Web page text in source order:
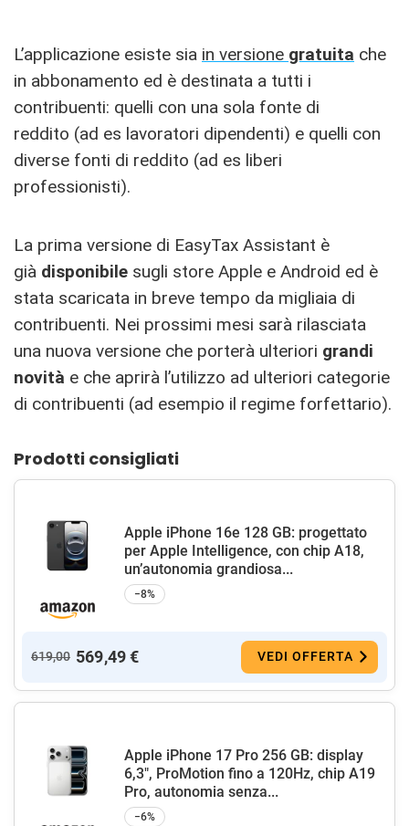
L’applicazione esiste sia in versione gratuita che
in abbonamento ed è destinata a tutti i
contribuenti: quelli con una sola fonte di
reddito (ad es lavoratori dipendenti) e quelli con
diverse fonti di reddito (ad es liberi
professionisti).
La prima versione di EasyTax Assistant è
già disponibile sugli store Apple e Android ed è
stata scaricata in breve tempo da migliaia di
contribuenti. Nei prossimi mesi sarà rilasciata
una nuova versione che porterà ulteriori grandi
novità e che aprirà l’utilizzo ad ulteriori categorie
di contribuenti (ad esempio il regime forfettario).
Prodotti consigliati
Apple iPhone 16e 128 GB: progettato
per Apple Intelligence, con chip A18,
un’autonomia grandiosa...
−8%
619,00 569,49 € VEDI OFFERTA
Apple iPhone 17 Pro 256 GB: display
6,3", ProMotion fino a 120Hz, chip A19
Pro, autonomia senza...
−6%